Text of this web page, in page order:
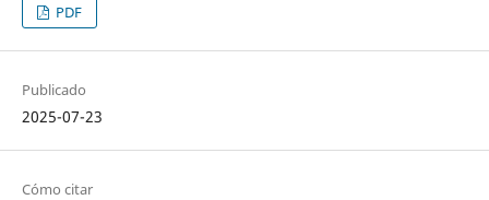
PDF
Publicado
2025-07-23
Cómo citar